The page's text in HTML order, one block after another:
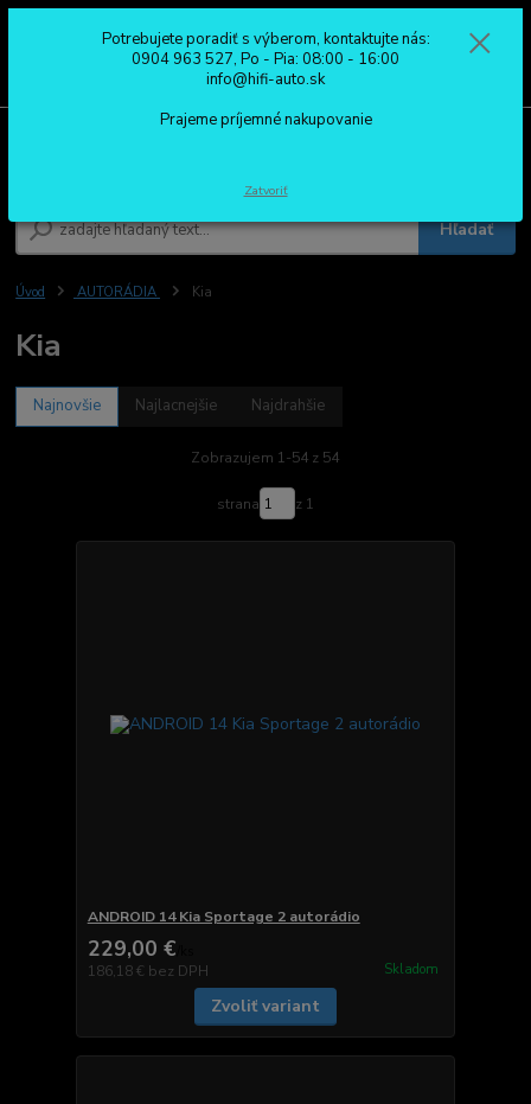
Hľadať
0904 963 527
Po - Pia: 08:00 - 16:00
Úvod AUTORÁDIA Kia
Kia
Najnovšie Najlacnejšie Najdrahšie
Zobrazujem 1-54 z 54
strana z 1
ANDROID 14 Kia Sportage 2 autorádio
229,00 €
186,18 € bez DPH Skladom
Zvoliť variant
Potrebujete poradiť s výberom, kontaktujte nás:
0904 963 527, Po - Pia: 08:00 - 16:00
info@hifi-auto.sk
Prajeme príjemné nakupovanie
Zatvoriť